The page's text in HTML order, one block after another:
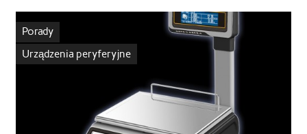
Porady
Urządzenia peryferyjne